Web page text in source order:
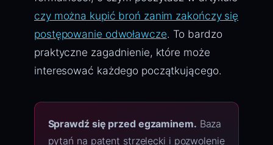
czy można kupić broń zanim zakończy się
postępowanie odwoławcze. To bardzo
praktyczne zagadnienie, które może
interesować każdego początkującego.
Sprawdź się przed egzaminem. Baza
pytań na patent strzelecki i pozwolenie